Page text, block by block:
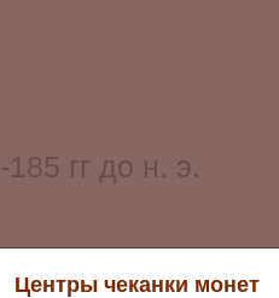
Центры чеканки монет